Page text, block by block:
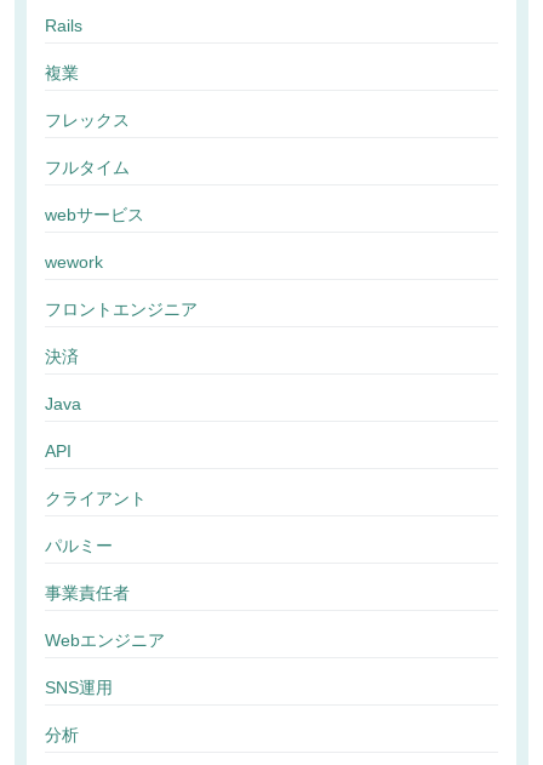
Rails
複業
フレックス
フルタイム
webサービス
wework
フロントエンジニア
決済
Java
API
クライアント
パルミー
事業責任者
Webエンジニア
SNS運用
分析